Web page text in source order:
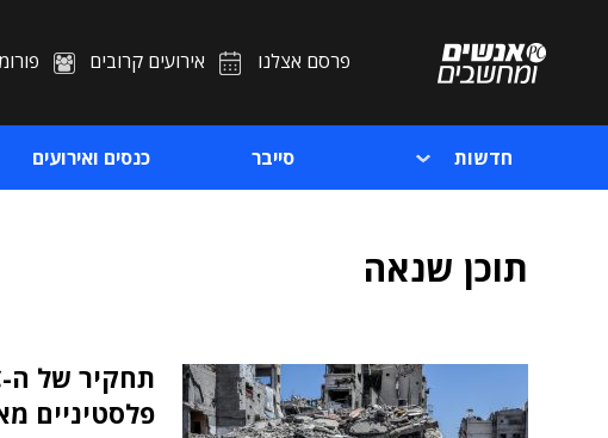
פרסם אצלנו אירועים קרובים
חדשות סייבר כנסים ואירועים
תוכן שנאה
פלסטיניים מאז